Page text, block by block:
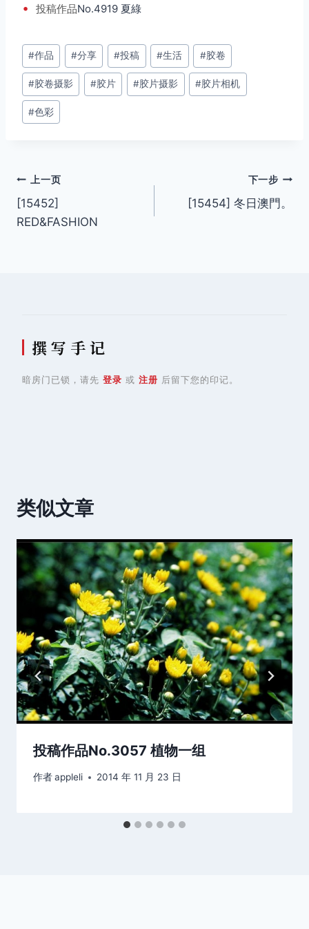
• 投稿作品No.4919 夏綠
文
章
标
签：
#作品 #分享 #投稿 #生活 #胶卷
#胶卷摄影 #胶片 #胶片摄影 #胶片相机
#色彩
文
章
上一页
[15452]
RED&FASHION
下一步
[15454] 冬日澳門。
撰 写 手 记
暗房门已锁，请先 登录 或 注册 后留下您的印记。
类似文章
投稿作品No.3057 植物一组
作者appleli 2014 年 11 月 23 日